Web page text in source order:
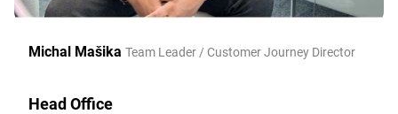
Michal Mašika Team Leader / Customer Journey Director
Head Office